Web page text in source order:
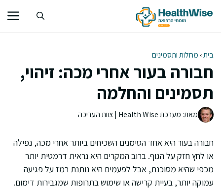
לתוכן
בית› מחלות ותסמינים
חבורה בעור אחרי מכה: זיהוי,
תסמינים והחלמה
מאת: מערכת Health Wise | צוות העריכה
חבורה בעור היא אחד הסימנים השכיחים ביותר אחרי מכה, נפילה
או לחץ חזק על הגוף. ברוב המקרים היא נראית דרמטית יותר
מכפי שהיא מסוכנת, אבל לפעמים היא נותנת רמז על פגיעה
עמוקה יותר, בעיית קרישה או שימוש בתרופות שמגבירות דימום.